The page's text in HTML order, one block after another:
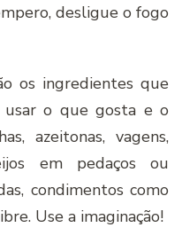
desligue o fogo
os ingredientes que
usar o que gosta e o
azeitonas, vagens,
em pedaços ou
condimentos como
Use a imaginação!